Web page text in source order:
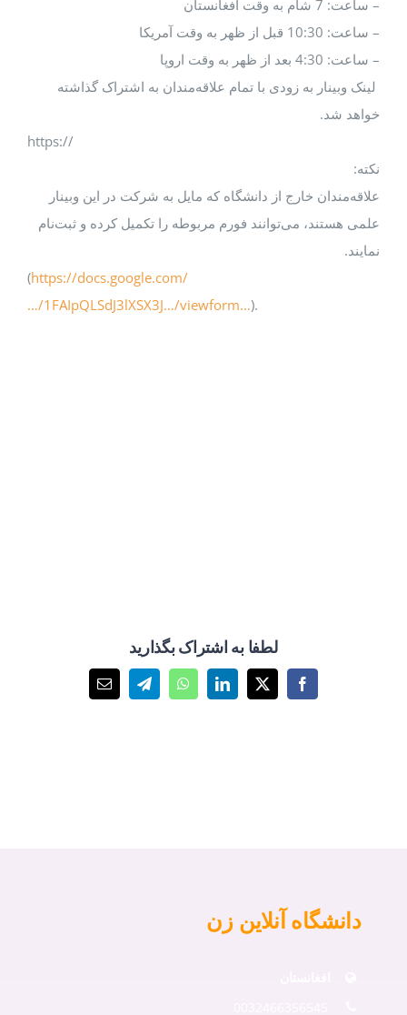
شام به وقت افغانستان
قبل از ظهر به وقت آمریکا
بعد از ظهر به وقت اروپا
وبینار به زودی با تمام علاقه‌مندان به اشتراک گذاشته
شد.
https://
خارج از دانشگاه که مایل به شرکت در این وبینار
هستند، می‌توانند فورم مربوطه را تکمیل کرده و ثبت‌نام
(https://docs.google.com/
…/1FAIpQLSdJ3lXSX3J…/viewform…
لطفا به اشتراک بگذارید
Facebook
X
LinkedIn
WhatsApp
Telegramپست
دانشگاه آنلاین زن